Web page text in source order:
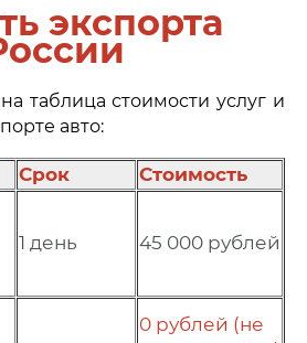
экспорта
таблица стоимости услуг и
авто:
Срок
Стоимость
1 день 45 000 рублей
0 рублей (не